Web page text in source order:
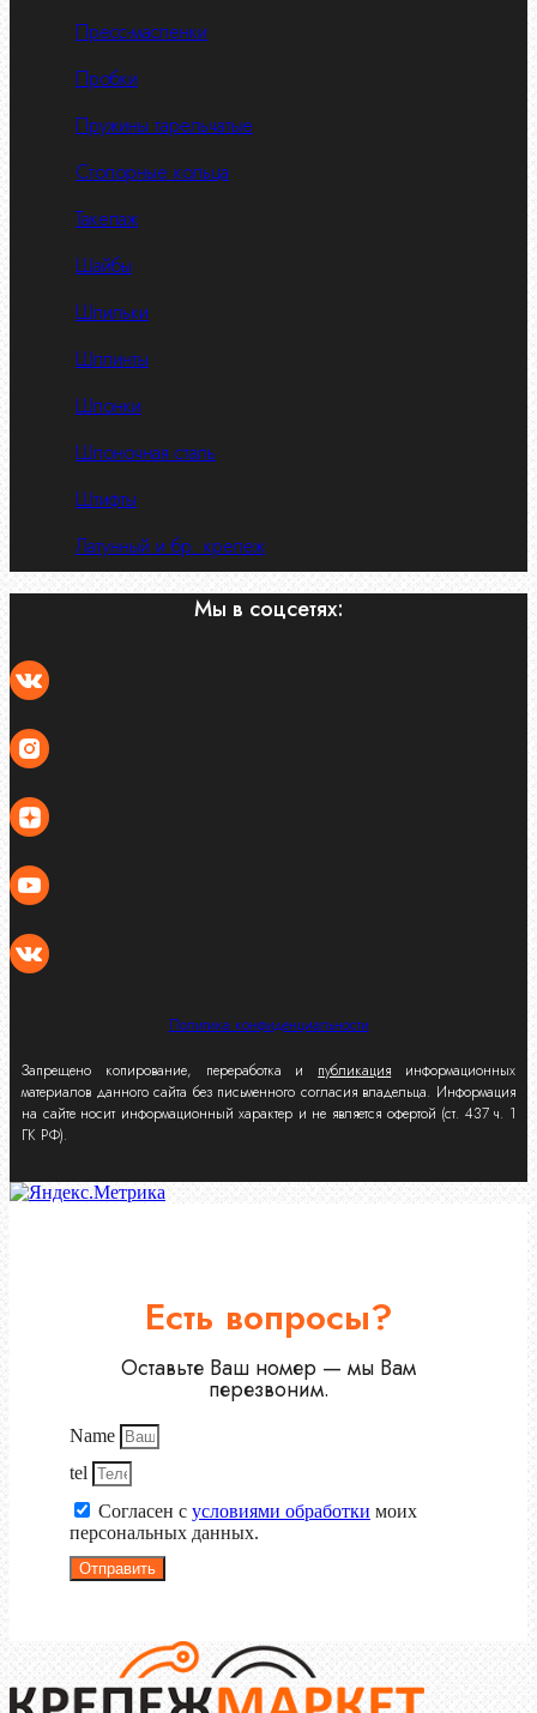
Пресс-масленки
Пробки
Пружины тарельчатые
Стопорные кольца
Такелаж
Шайбы
Шпильки
Шплинты
Шпонки
Шпоночная сталь
Штифты
Латунный и бр. крепеж
Мы в соцсетях:
Политика конфиденциальности
Запрещено копирование, переработка и публикация информационных
материалов данного сайта без письменного согласия владельца. Информация
на сайте носит информационный характер и не является офертой (ст. 437 ч. 1
ГК РФ).
Есть вопросы?
Оставьте Ваш номер — мы Вам
перезвоним.
Name
tel
Согласен с условиями обработки моих
персональных данных.
Отправить